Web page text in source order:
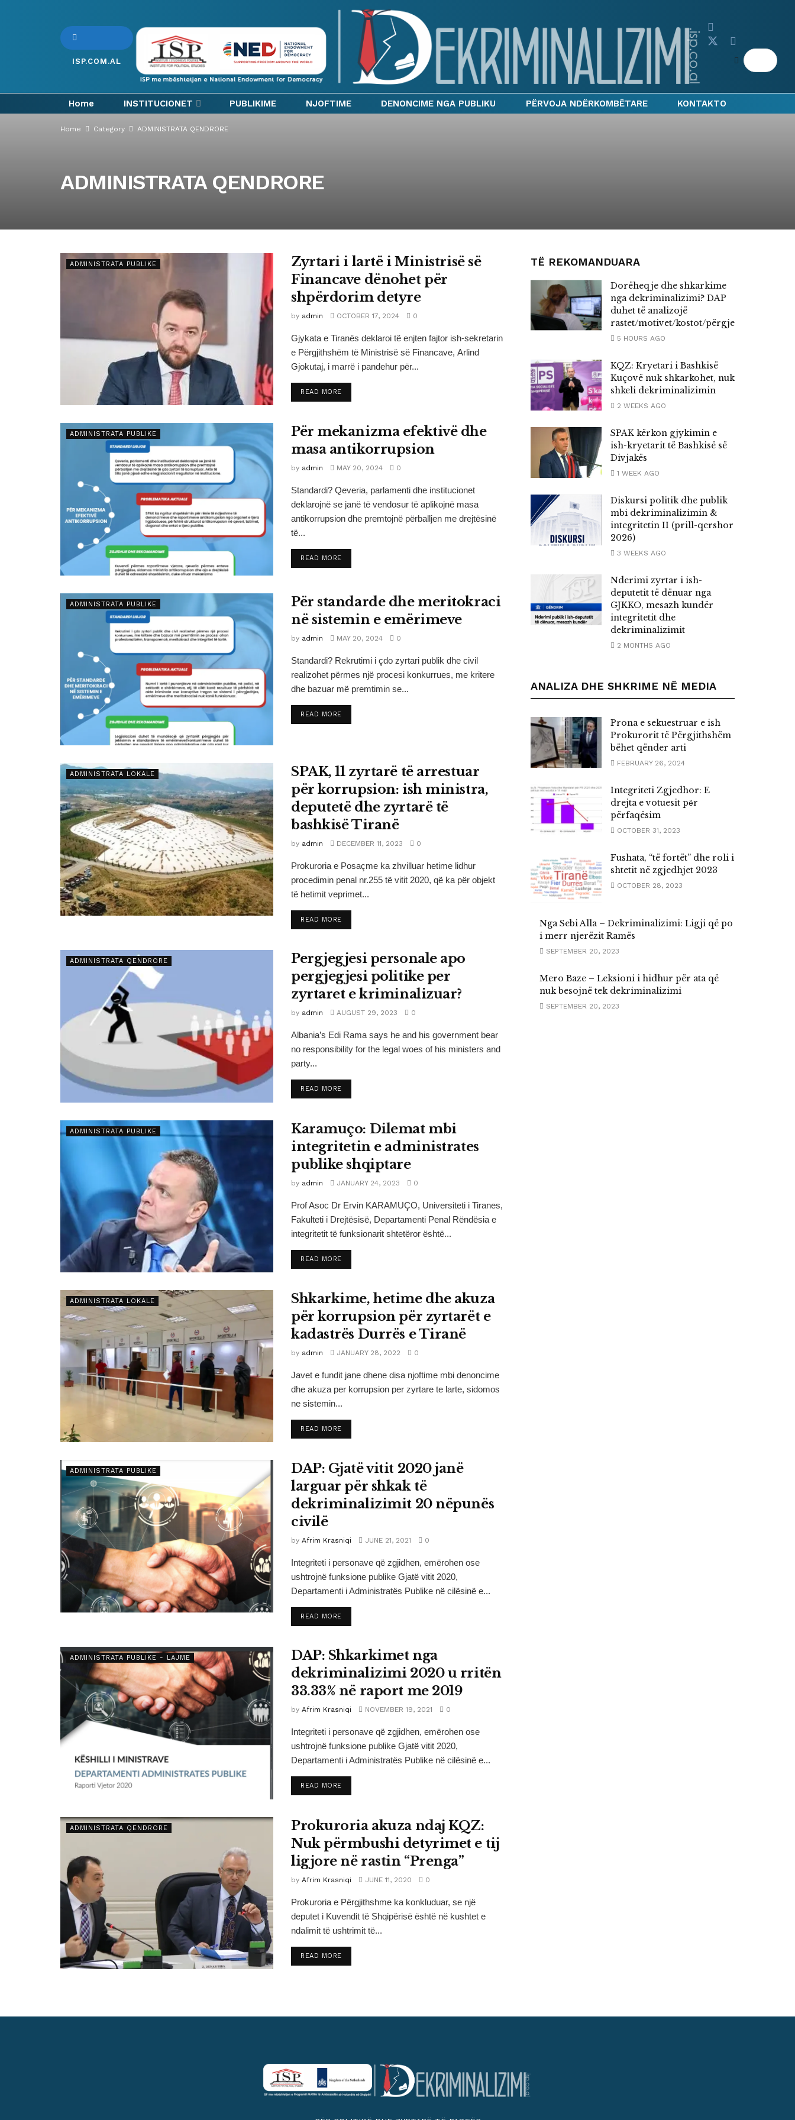
ISP.COM.AL
Home INSTITUCIONET PUBLIKIME NJOFTIME DENONCIME NGA PUBLIKU PËRVOJA NDËRKOMBËTARE KONTAKTO
Home Category ADMINISTRATA QENDRORE
ADMINISTRATA QENDRORE
ADMINISTRATA PUBLIKE
Zyrtari i lartë i Ministrisë së
Financave dënohet për
shpërdorim detyre
by admin OCTOBER 17, 2024 0
Gjykata e Tiranës deklaroi të enjten fajtor ish-sekretarin
e Përgjithshëm të Ministrisë së Financave, Arlind
Gjokutaj, i marrë i pandehur për...
READ MOREDETAILS
ADMINISTRATA PUBLIKE
Për mekanizma efektivë dhe
masa antikorrupsion
by admin MAY 20, 2024 0
Standardi? Qeveria, parlamenti dhe institucionet
deklarojnë se janë të vendosur të aplikojnë masa
antikorrupsion dhe premtojnë përballjen me drejtësinë
të...
READ MOREDETAILS
ADMINISTRATA PUBLIKE
Për standarde dhe meritokraci
në sistemin e emërimeve
by admin MAY 20, 2024 0
Standardi? Rekrutimi i çdo zyrtari publik dhe civil
realizohet përmes një procesi konkurrues, me kritere
dhe bazuar më premtimin se...
READ MOREDETAILS
ADMINISTRATA LOKALE
SPAK, 11 zyrtarë të arrestuar
për korrupsion: ish ministra,
deputetë dhe zyrtarë të
bashkisë Tiranë
by admin DECEMBER 11, 2023 0
Prokuroria e Posaçme ka zhvilluar hetime lidhur
procedimin penal nr.255 të vitit 2020, që ka për objekt
të hetimit veprimet...
READ MOREDETAILS
ADMINISTRATA QENDRORE
Pergjegjesi personale apo
pergjegjesi politike per
zyrtaret e kriminalizuar?
by admin AUGUST 29, 2023 0
Albania’s Edi Rama says he and his government bear
no responsibility for the legal woes of his ministers and
party...
READ MOREDETAILS
ADMINISTRATA PUBLIKE
Karamuço: Dilemat mbi
integritetin e administrates
publike shqiptare
by admin JANUARY 24, 2023 0
Prof Asoc Dr Ervin KARAMUÇO, Universiteti i Tiranes,
Fakulteti i Drejtësisë, Departamenti Penal Rëndësia e
integritetit të funksionarit shtetëror është...
READ MOREDETAILS
ADMINISTRATA LOKALE
Shkarkime, hetime dhe akuza
për korrupsion për zyrtarët e
kadastrës Durrës e Tiranë
by admin JANUARY 28, 2022 0
Javet e fundit jane dhene disa njoftime mbi denoncime
dhe akuza per korrupsion per zyrtare te larte, sidomos
ne sistemin...
READ MOREDETAILS
ADMINISTRATA PUBLIKE
DAP: Gjatë vitit 2020 janë
larguar për shkak të
dekriminalizimit 20 nëpunës
civilë
by Afrim Krasniqi JUNE 21, 2021 0
Integriteti i personave që zgjidhen, emërohen ose
ushtrojnë funksione publike Gjatë vitit 2020,
Departamenti i Administratës Publike në cilësinë e...
READ MOREDETAILS
ADMINISTRATA PUBLIKE - LAJME
DAP: Shkarkimet nga
dekriminalizimi 2020 u rritën
33.33% në raport me 2019
by Afrim Krasniqi NOVEMBER 19, 2021 0
Integriteti i personave që zgjidhen, emërohen ose
ushtrojnë funksione publike Gjatë vitit 2020,
Departamenti i Administratës Publike në cilësinë e...
READ MOREDETAILS
ADMINISTRATA QENDRORE
Prokuroria akuza ndaj KQZ:
Nuk përmbushi detyrimet e tij
ligjore në rastin “Prenga”
by Afrim Krasniqi JUNE 11, 2020 0
Prokuroria e Përgjithshme ka konkluduar, se një
deputet i Kuvendit të Shqipërisë është në kushtet e
ndalimit të ushtrimit të...
READ MOREDETAILS
TË REKOMANDUARA
Dorëheqje dhe shkarkime
nga dekriminalizimi? DAP
duhet të analizojë
rastet/motivet/kostot/përgjegjësitë
5 HOURS AGO
KQZ: Kryetari i Bashkisë
Kuçovë nuk shkarkohet, nuk
shkeli dekriminalizimin
2 WEEKS AGO
SPAK kërkon gjykimin e
ish-kryetarit të Bashkisë së
Divjakës
1 WEEK AGO
Diskursi politik dhe publik
mbi dekriminalizimin &
integritetin II (prill-qershor
2026)
3 WEEKS AGO
Nderimi zyrtar i ish-
deputetit të dënuar nga
GJKKO, mesazh kundër
integritetit dhe
dekriminalizimit
2 MONTHS AGO
ANALIZA DHE SHKRIME NË MEDIA
Prona e sekuestruar e ish
Prokurorit të Përgjithshëm
bëhet qënder arti
FEBRUARY 26, 2024
Integriteti Zgjedhor: E
drejta e votuesit pёr
përfaqësim
OCTOBER 31, 2023
Fushata, “të fortët” dhe roli i
shtetit në zgjedhjet 2023
OCTOBER 28, 2023
Nga Sebi Alla – Dekriminalizimi: Ligji që po
i merr njerëzit Ramës
SEPTEMBER 20, 2023
Mero Baze – Leksioni i hidhur për ata që
nuk besojnë tek dekriminalizimi
SEPTEMBER 20, 2023